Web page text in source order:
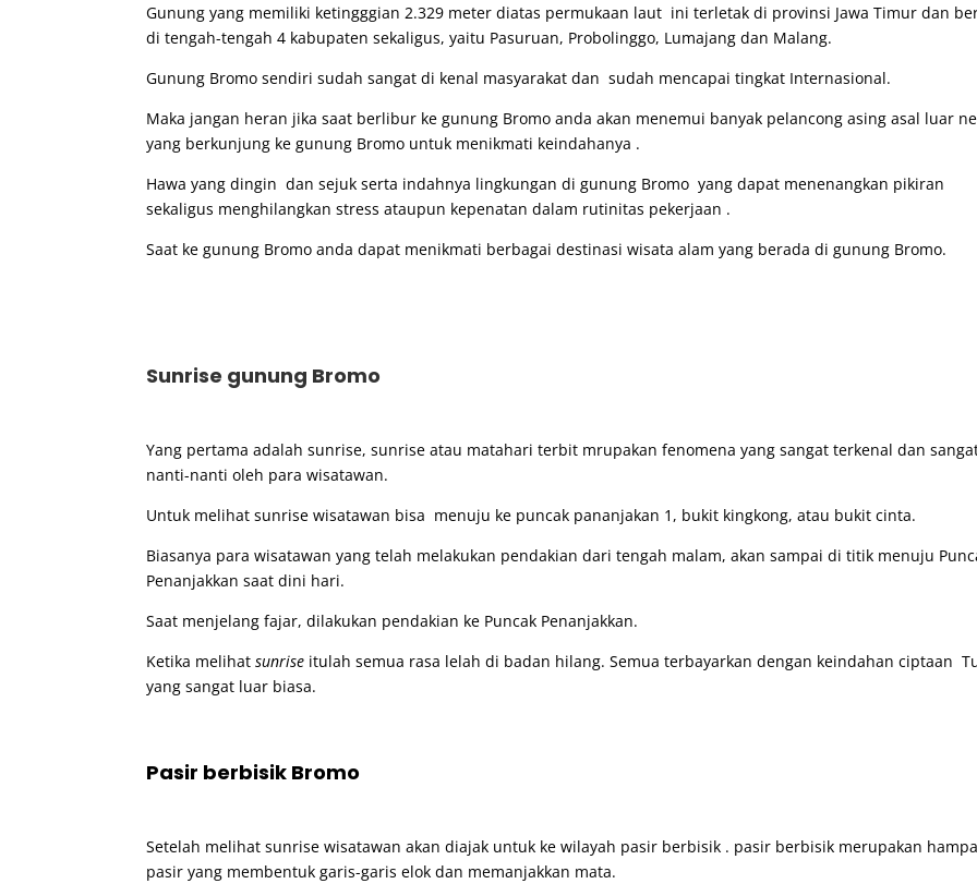
Gunung yang memiliki ketingggian 2.329 meter diatas permukaan laut ini terletak di provinsi Jawa Timur dan
di tengah-tengah 4 kabupaten sekaligus, yaitu Pasuruan, Probolinggo, Lumajang dan Malang.
Gunung Bromo sendiri sudah sangat di kenal masyarakat dan sudah mencapai tingkat Internasional.
Maka jangan heran jika saat berlibur ke gunung Bromo anda akan menemui banyak pelancong asing asal luar
yang berkunjung ke gunung Bromo untuk menikmati keindahanya .
Hawa yang dingin dan sejuk serta indahnya lingkungan di gunung Bromo yang dapat menenangkan pikiran
sekaligus menghilangkan stress ataupun kepenatan dalam rutinitas pekerjaan .
Saat ke gunung Bromo anda dapat menikmati berbagai destinasi wisata alam yang berada di gunung Bromo.
Sunrise gunung Bromo
Yang pertama adalah sunrise, sunrise atau matahari terbit mrupakan fenomena yang sangat terkenal dan
nanti-nanti oleh para wisatawan.
Untuk melihat sunrise wisatawan bisa menuju ke puncak pananjakan 1, bukit kingkong, atau bukit cinta.
Biasanya para wisatawan yang telah melakukan pendakian dari tengah malam, akan sampai di titik menuju
Penanjakkan saat dini hari.
Saat menjelang fajar, dilakukan pendakian ke Puncak Penanjakkan.
Ketika melihatsunrise itulah semua rasa lelah di badan hilang. Semua terbayarkan dengan keindahan ciptaan
yang sangat luar biasa.
Pasir berbisik Bromo
Setelah melihat sunrise wisatawan akan diajak untuk ke wilayah pasir berbisik . pasir berbisik merupakan
pasir yang membentuk garis-garis elok dan memanjakkan mata.